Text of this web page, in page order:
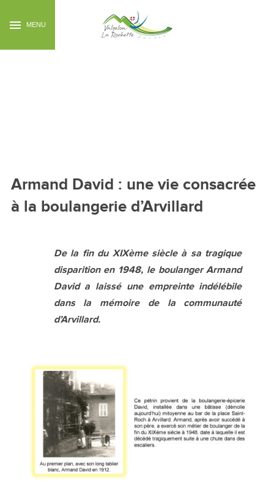
MENU
Armand David : une vie consacrée
à la boulangerie d’Arvillard
De la fin du XIXème siècle à sa tragique
disparition en 1948, le boulanger Armand
David a laissé une empreinte indélébile
dans la mémoire de la communauté
d’Arvillard.